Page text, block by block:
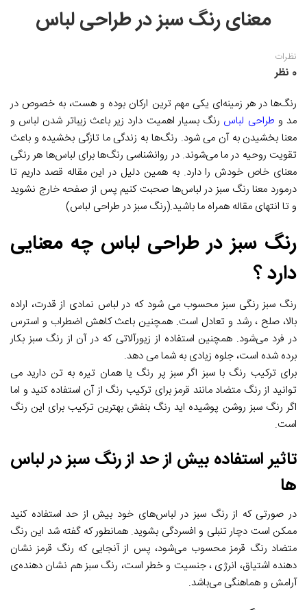
نقاشی مینیاتور(نگارگری)
معنای رنگ سبز در طراحی لباس
نظرات
0 نظر
رنگ‌ها در هر زمینه‌ای یکی مهم ترین ارکان بوده و هست، به خصوص در
مد و طراحی لباس رنگ بسیار اهمیت دارد زیر باعث زیبا‌تر شدن لباس و
معنا بخشیدن به آن می شود. رنگ‌ها به زندگی ما تازگی بخشیده و باعث
تقویت روحیه در ما می‌شوند. در روانشناسی رنگ‌ها برای لباس‌ها هر رنگی
معنای خاص خودش را دارد. به همین دلیل در این مقاله قصد داریم تا
درمورد معنا رنگ سبز در لباس‌ها صحبت کنیم پس از صفحه خارج نشوید
و تا انتهای مقاله همراه ما باشید.(رنگ سبز در طراحی لباس)
رنگ سبز در طراحی لباس چه معنایی
دارد ؟
رنگ سبز رنگی سبز محسوب می شود که در لباس نمادی از قدرت، اراده
بالا، صلح ، رشد و تعادل است. همچنین باعث کاهش اضطراب و استرس
در فرد می‌شود. همچنین استفاده از زیورآلاتی که در آن از رنگ سبز بکار
برده شده است، جلوه زیادی به شما می دهد.
برای ترکیب رنگ با سبز اگر سبز پر رنگ یا همان تیره به تن دارید می
توانید از رنگ متضاد مانند قرمز برای ترکیب رنگ از آن استفاده کنید و اما
اگر رنگ سبز روشن پوشیده اید رنگ بنفش بهترین ترکیب برای این رنگ
است.
تاثیر استفاده بیش از حد از رنگ سبز در لباس
ها
در صورتی که از رنگ سبز در لباس‌های خود بیش از حد استفاده کنید
ممکن است دچار تنبلی و افسردگی بشوید. همانطور که گفته شد این رنگ
متضاد رنگ قرمز محسوب می‌شود، پس از آنجایی که رنگ قرمز نشان
دهنده اشتیاق، انرژی ، جنسیت و خطر است، رنگ سبز هم نشان دهنده‌ی
آرامش و هماهنگی می‌باشد.